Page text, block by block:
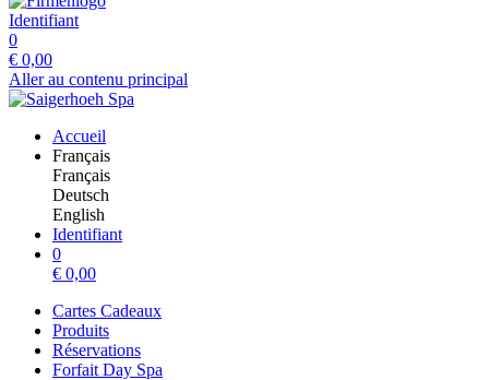
Identifiant
0
€ 0,00
Aller au contenu principal
Accueil
Français
Français
Deutsch
English
Identifiant
0
€ 0,00
Cartes Cadeaux
Produits
Réservations
Forfait Day Spa